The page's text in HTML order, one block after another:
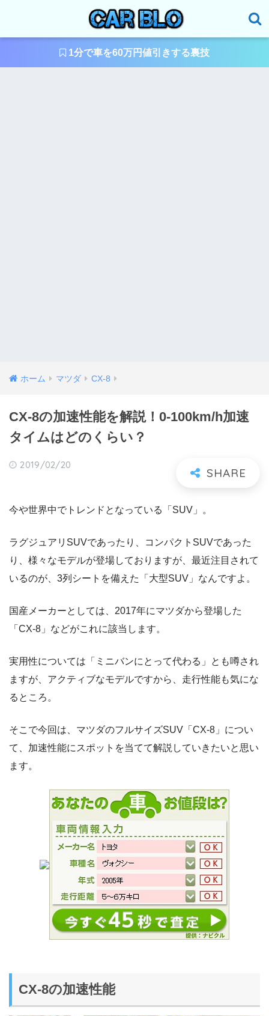
1分で車を60万円値引きする裏技
ホーム マツダ CX-8
CX-8の加速性能を解説！0-100km/h加速
タイムはどのくらい？
2019/02/20
今や世界中でトレンドとなっている「SUV」。
ラグジュアリSUVであったり、コンパクトSUVであった
り、様々なモデルが登場しておりますが、最近注目されて
いるのが、3列シートを備えた「大型SUV」なんですよ。
国産メーカーとしては、2017年にマツダから登場した
「CX-8」などがこれに該当します。
実用性については「ミニバンにとって代わる」とも噂され
ますが、アクティブなモデルですから、走行性能も気にな
るところ。
そこで今回は、マツダのフルサイズSUV「CX-8」につい
て、加速性能にスポットを当てて解説していきたいと思い
ます。
CX-8の加速性能